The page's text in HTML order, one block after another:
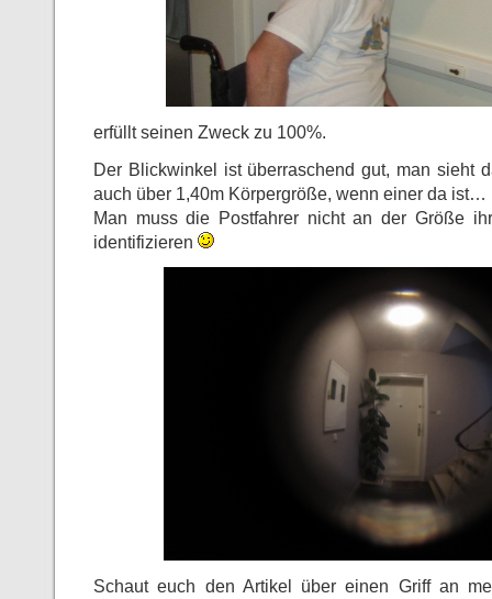
erfüllt seinen Zweck zu 100%.
Der Blickwinkel ist überraschend gut, man sieht
auch über 1,40m Körpergröße, wenn einer da ist…
Man muss die Postfahrer nicht an der Größe
identifizieren
Schaut euch den Artikel über einen Griff an